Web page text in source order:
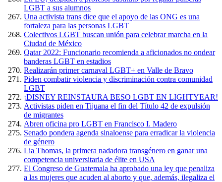
LGBT a sus alumnos
Una activista trans dice que el apoyo de las ONG es una
fortaleza para las personas LGBT
Colectivos LGBT buscan unión para celebrar marcha en la
Ciudad de México
Qatar 2022: Funcionario recomienda a aficionados no ondear
banderas LGBT en estadios
Realizarán primer carnaval LGBT+ en Valle de Bravo
Piden combatir violencia y discriminación contra comunidad
LGBT
¡DISNEY REINSTAURA BESO LGBT EN LIGHTYEAR!
Activistas piden en Tijuana el fin del Título 42 de expulsión
de migrantes
Abren oficina pro LGBT en Francisco I. Madero
Senado pondera agenda sinaloense para erradicar la violencia
de género
Lia Thomas, la primera nadadora transgénero en ganar una
competencia universitaria de élite en USA
El Congreso de Guatemala ha aprobado una ley que penaliza
a las mujeres que acuden al aborto y que, además, ilegaliza el